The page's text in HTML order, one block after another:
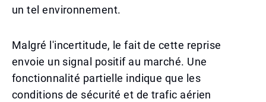
un tel environnement.
Malgré l'incertitude, le fait de cette reprise
envoie un signal positif au marché. Une
fonctionnalité partielle indique que les
conditions de sécurité et de trafic aérien